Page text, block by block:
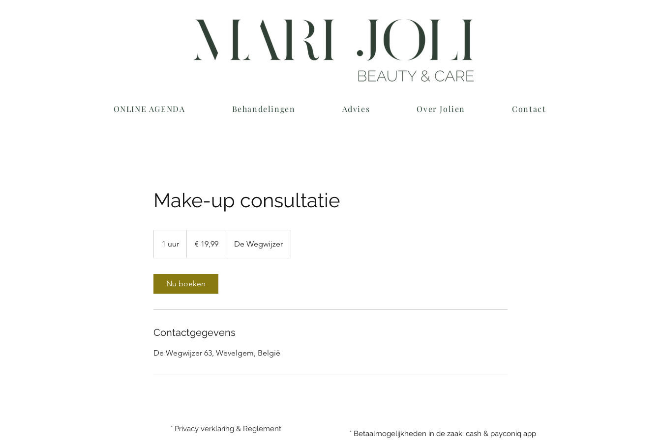
ONLINE AGENDA Behandelingen Advies Over Jolien Contact
Make-up consultatie
1 uur
u
€ 19,99 De Wegwijzer
Nu boeken
Contactgegevens
De Wegwijzer 63, Wevelgem, België
° Betaalmogelijkheden in de zaak: cash & payconiq app
° Privacy verklaring & Reglement